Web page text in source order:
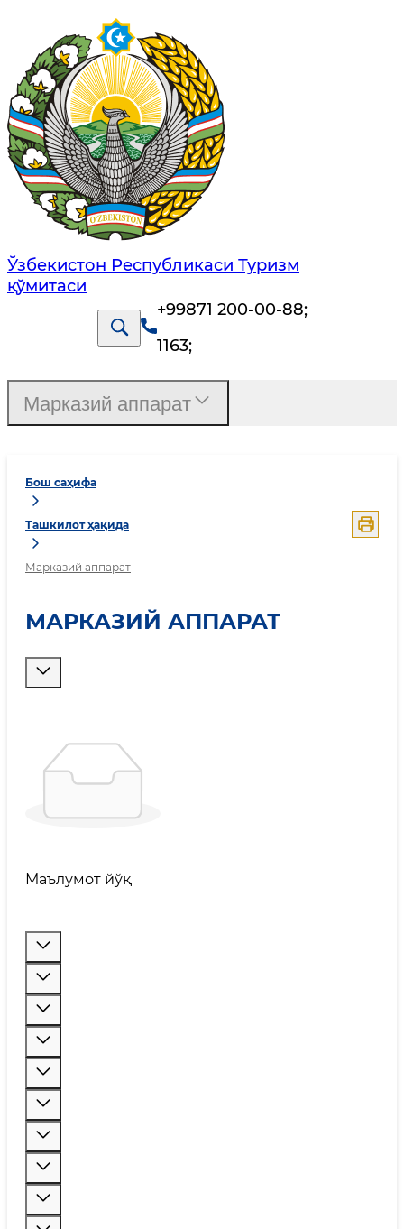
Ўзбекистон Республикаси Туризм
қўмитаси
+99871 200-00-88;
1163;
Бош саҳифа
Ташкилот ҳақида
Марказий аппарат
МАРКАЗИЙ АППАРАТ
Маълумот йўқ
Марказий аппарат